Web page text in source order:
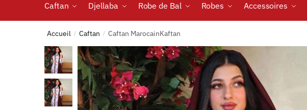
Caftan Djellaba Robe de Bal Robes Accessoires
Accueil / Caftan / Caftan MarocainKaftan